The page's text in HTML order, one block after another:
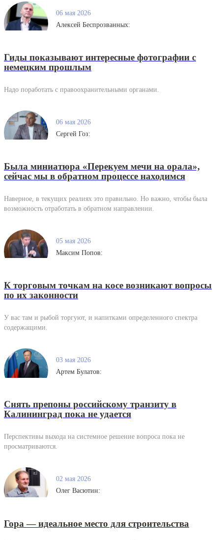
06 мая 2026
Алексей Беспрозванных:
Гиды показывают интересные фотографии с
немецким прошлым
Надо поработать с правоохранительными органами.
06 мая 2026
Сергей Гоз:
Была миниатюра «Перекуем мечи на орала»,
сейчас мы в обратном процессе находимся
Наверное, в текущих реалиях это правильно. Но важно, чтобы была
возможность отработать в обратном направлении.
05 мая 2026
Максим Попов:
К торговым точкам на косе возникают вопросы
по их законности
У вас там и рыбой торгуют, и напитками определенного спектра
содержащими.
03 мая 2026
Артем Булатов:
Снять препоны российскому транзиту в
Калининград пока не удается
Перспективы выхода на системное решение вопроса пока не
просматриваются.
02 мая 2026
Олег Васютин:
Гора — идеальное место для строительства